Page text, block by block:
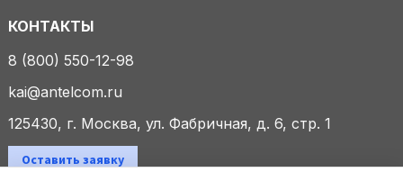
КОНТАКТЫ
8 (800) 550-12-98
kai@antelcom.ru
125430, г. Москва, ул. Фабричная, д. 6, стр. 1
Оставить заявку